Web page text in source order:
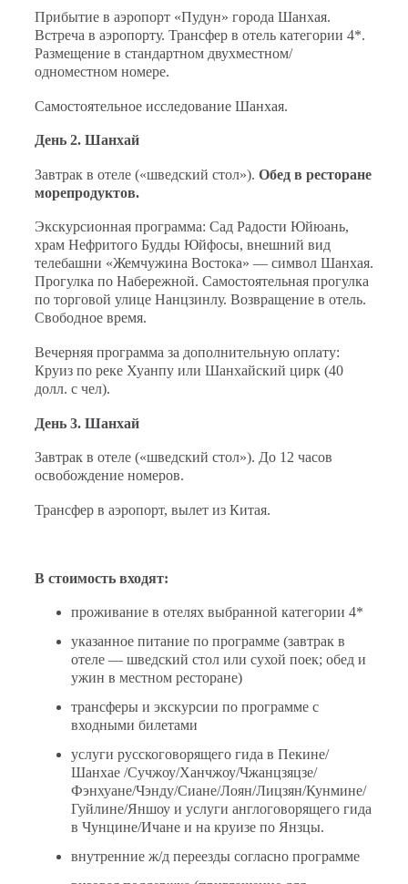
Прибытие в аэропорт «Пудун» города Шанхая.
Встреча в аэропорту. Трансфер в отель категории 4*.
Размещение в стандартном двухместном/
одноместном номере.
Самостоятельное исследование Шанхая.
День 2. Шанхай
Завтрак в отеле («шведский стол»). Обед в ресторане
морепродуктов.
Экскурсионная программа: Сад Радости Юйюань,
храм Нефритого Будды Юйфосы, внешний вид
телебашни «Жемчужина Востока» — символ Шанхая.
Прогулка по Набережной. Самостоятельная прогулка
по торговой улице Нанцзинлу. Возвращение в отель.
Свободное время.
Вечерняя программа за дополнительную оплату:
Круиз по реке Хуанпу или Шанхайский цирк (40
долл. с чел).
День 3. Шанхай
Завтрак в отеле («шведский стол»). До 12 часов
освобождение номеров.
Трансфер в аэропорт, вылет из Китая.
В стоимость входят:
проживание в отелях выбранной категории 4*
указанное питание по программе (завтрак в
отеле — шведский стол или сухой поек; обед и
ужин в местном ресторане)
трансферы и экскурсии по программе с
входными билетами
услуги русскоговорящего гида в Пекине/
Шанхае /Сучжоу/Ханчжоу/Чжанцзяцзе/
Фэнхуане/Чэнду/Cиане/Лоян/Лицзян/Кунмине/
Гуйлине/Яншоу и услуги англоговорящего гида
в Чунцине/Ичане и на круизе по Янзцы.
внутренние ж/д переезды согласно программе